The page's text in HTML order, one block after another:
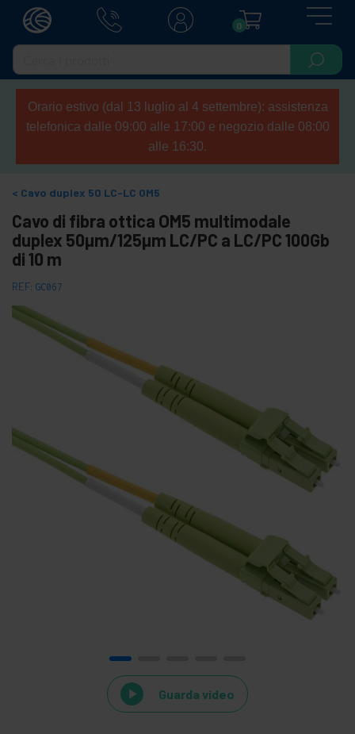
0
Orario estivo (dal 13 luglio al 4 settembre): assistenza
telefonica dalle 09:00 alle 17:00 e negozio dalle 08:00
alle 16:30.
Cavo duplex 50 LC-LC OM5
Cavo di fibra ottica OM5 multimodale
duplex 50µm/125µm LC/PC a LC/PC 100Gb
di 10 m
REF: GC067
Guarda video